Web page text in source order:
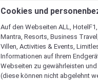
Cookies und
Auf den Webseiten ALL,
Mantra, Resorts, Business
Villen, Activities & Events,
Informationen auf Ihrem
Webseiten zu gewährleisten
(diese können nicht abgelehnt